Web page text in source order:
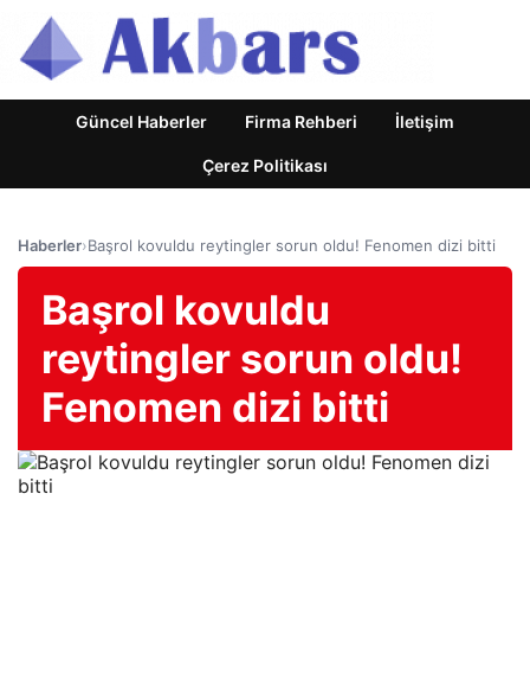
Güncel Haberler Firma Rehberi İletişim
Çerez Politikası
Haberler›Başrol kovuldu reytingler sorun oldu! Fenomen dizi bitti
Başrol kovuldu
reytingler sorun oldu!
Fenomen dizi bitti